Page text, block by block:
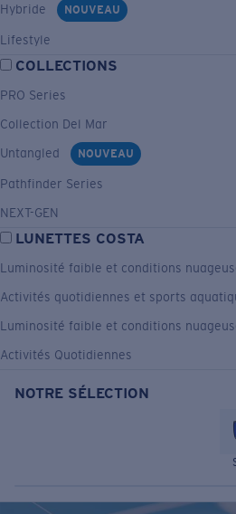
Hybride
NOUVEAU
Lifestyle
COLLECTIONS
PRO Series
Collection Del Mar
Untangled
NOUVEAU
Pathfinder Series
NEXT-GEN
LUNETTES COSTA
Luminosité faible et conditions
Activités quotidiennes et sports
Luminosité faible et conditions
Activités Quotidiennes
NOTRE SÉLECTION